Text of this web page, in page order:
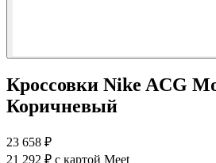
Кроссовки Nike ACG
Коричневый
23 658 ₽
21 292 ₽ с картой Meet